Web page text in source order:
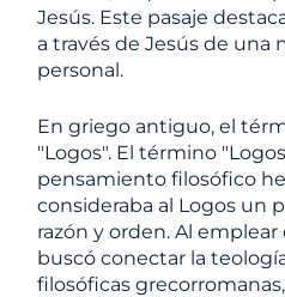
Jesús. Este pasaje
a través de Jesús de una
personal.
En griego antiguo, el
"Logos". El término
pensamiento filosófico
consideraba al Logos un
razón y orden. Al
buscó conectar la
filosóficas